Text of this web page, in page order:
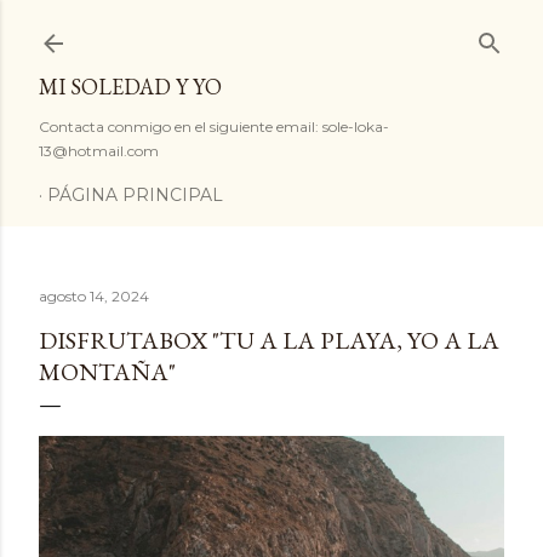
MI SOLEDAD Y YO
Contacta conmigo en el siguiente email: sole-loka-
13@hotmail.com
PÁGINA PRINCIPAL
agosto 14, 2024
DISFRUTABOX "TU A LA PLAYA, YO A LA
MONTAÑA"